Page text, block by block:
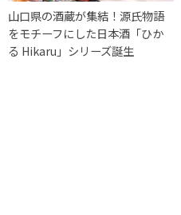
山口県の酒蔵が集結！源氏物語
をモチーフにした日本酒「ひか
る Hikaru」シリーズ誕生